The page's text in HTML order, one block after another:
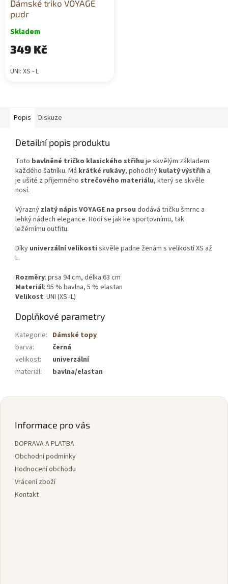
Dámské triko VOYAGE
pudr
Skladem
349 Kč
UNI: XS - L
Popis Diskuze
Detailní popis produktu
Toto bavlněné tričko klasického střihu je skvělým základem
každého šatníku. Má krátké rukávy, pohodlný kulatývýstřih a
je ušité z příjemného strečového materiálu, kterýse skvěle
nosí.
Výrazný zlatý nápis VOYAGE na prsou dodává tričku šmrnc a
lehkýnádech elegance. Hodíse jakke sportovnímu, tak
ležérnímu outfitu.
Díky univerzálnívelikosti skvěle padne ženám s velikostíXS až
L.
Rozměry: prsa 94cm, délka 63 cm
Materiál: 95 % bavlna, 5 % elastan
Velikost: UNI (XS–L)
Doplňkové parametry
Kategorie: Dámské topy
barva:
černá
velikost:
univerzální
materiál: bavlna/elastan
Z
Informace pro vás
DOPRAVA A PLATBA
Obchodní podmínky
Hodnocení obchodu
Vrácení zboží
Kontakt